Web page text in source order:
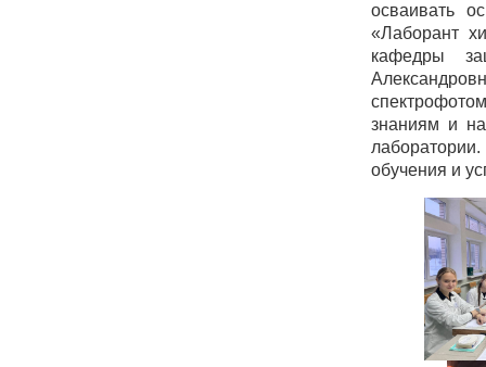
осваивать
«Лаборант
кафедры
знаниям и
обучения и